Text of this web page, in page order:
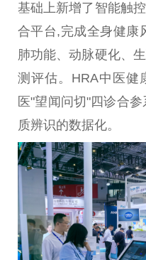
基础上新增了智能触
合平台,完成全身健康
肺功能、动脉硬化、
测评估。HRA中医健
医"望闻问切"四诊合
质辨识的数据化。